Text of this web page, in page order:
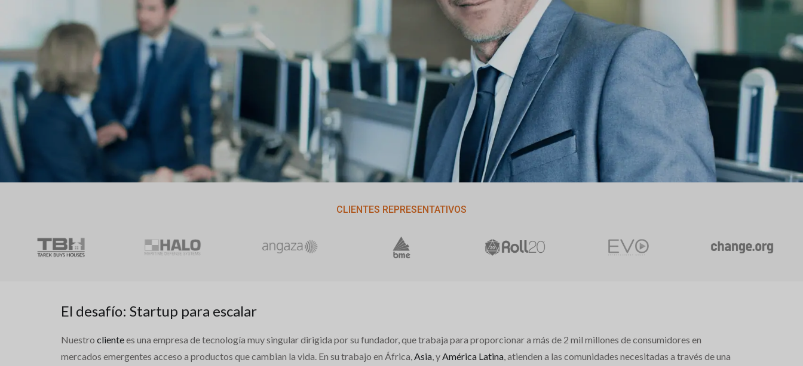
CLIENTES REPRESENTATIVOS
El desafío: Startup para escalar
Nuestro clientees una empresa de tecnología muy singular dirigida por su fundador, que trabaja para proporcionar a más de 2 mil millones de consumidores en
mercados emergentes acceso a productos que cambian la vida. En su trabajo en África, Asia , y América Latina , atienden a las comunidades necesitadas a través de una